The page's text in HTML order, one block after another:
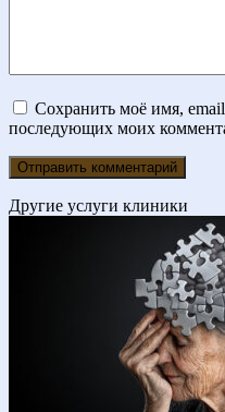
Сохранить моё имя, email
последующих моих
Другие услуги клиники